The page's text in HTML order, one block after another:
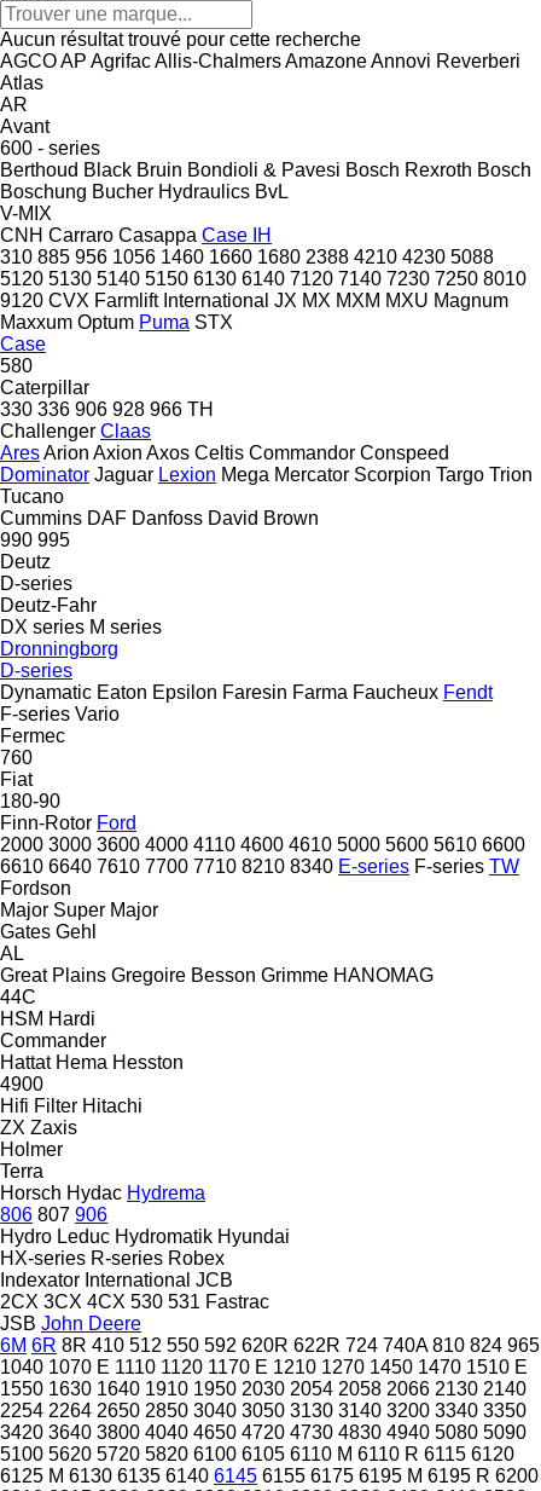
Aucun résultat trouvé pour cette recherche
AGCOAP AgrifacAllis-ChalmersAmazoneAnnovi Reverberi
Atlas
AR
Avant
600 - series
Berthoud Black Bruin Bondioli & Pavesi Bosch Rexroth Bosch
Boschung Bucher Hydraulics BvL
V-MIX
CNH Carraro Casappa Case IH
310 885 956 1056 1460 1660 1680 2388 4210 4230 5088
5120 5130 5140 5150 6130 6140 7120 7140 7230 7250 8010
9120 CVX Farmlift International JX MX MXM MXU Magnum
Maxxum Optum Puma STX
Case
580
Caterpillar
330 336 906 928 966 TH
Challenger Claas
AresArion Axion Axos Celtis Commandor Conspeed
Dominator Jaguar Lexion Mega Mercator Scorpion Targo Trion
Tucano
Cummins DAF Danfoss David Brown
990 995
Deutz
D-series
Deutz-Fahr
DX series M series
Dronningborg
D-series
Dynamatic Eaton Epsilon Faresin Farma Faucheux Fendt
F-series Vario
Fermec
760
Fiat
180-90
Finn-Rotor Ford
2000 3000 3600 4000 4110 4600 4610 5000 5600 5610 6600
6610 6640 7610 7700 7710 8210 8340 E-series F-series TW
Fordson
Major Super Major
Gates Gehl
AL
Great Plains Gregoire Besson Grimme HANOMAG
44C
HSM Hardi
Commander
Hattat Hema Hesston
4900
Hifi Filter Hitachi
ZX Zaxis
Holmer
Terra
Horsch Hydac Hydrema
806 807 906
Hydro Leduc Hydromatik Hyundai
HX-series R-series Robex
Indexator International JCB
2CX 3CX 4CX 530 531 Fastrac
JSB John Deere
6M 6R 8R 410 512 550 592 620R 622R 724 740A 810 824 965
1040 1070 E 1110 1120 1170 E 1210 1270 1450 1470 1510 E
1550 1630 1640 1910 1950 2030 2054 2058 2066 2130 2140
2254 2264 2650 2850 3040 3050 3130 3140 3200 3340 3350
3420 3640 3800 4040 4650 4720 4730 4830 4940 5080 5090
5100 5620 5720 5820 6100 6105 6110 M 6110 R 6115 6120
6125 M 6130 6135 6140 6145 6155 6175 6195 M 6195 R 6200